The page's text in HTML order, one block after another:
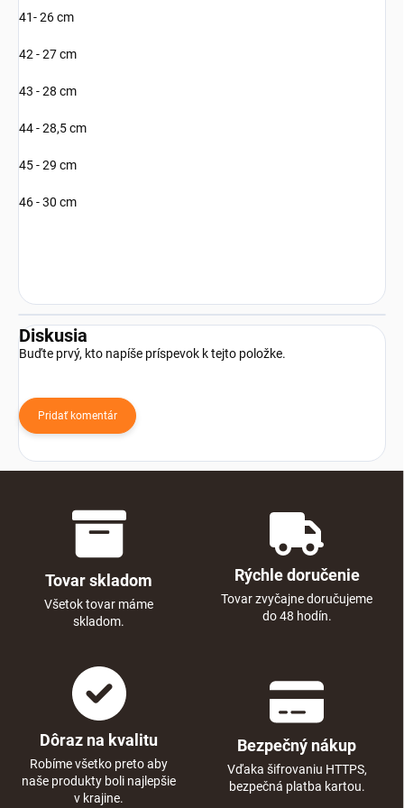
41- 26 cm
42 - 27 cm
43 - 28 cm
44 - 28,5 cm
45 - 29 cm
46 - 30 cm
Diskusia
Buďte prvý, kto napíše príspevok k tejto položke.
Pridať komentár
Tovar skladom
Všetok tovar máme
skladom.
Rýchle doručenie
Tovar zvyčajne doručujeme
do 48 hodín.
Dôraz na kvalitu
Robíme všetko preto aby
naše produkty boli najlepšie
v krajine.
Bezpečný nákup
Vďaka šifrovaniu HTTPS,
bezpečná platba kartou.